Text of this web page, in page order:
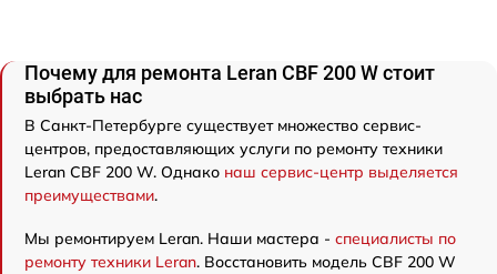
Почему для ремонта Leran CBF 200 W стоит
выбрать нас
В Санкт-Петербурге существует множество сервис-
центров, предоставляющих услуги по ремонту техники
Leran CBF 200 W. Однако наш сервис-центр выделяется
преимуществами.
Мы ремонтируем Leran. Наши мастера - специалисты по
ремонту техники Leran. Восстановить модель CBF 200 W